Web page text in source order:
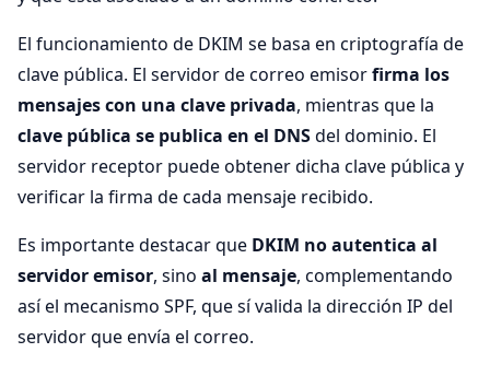
El funcionamiento de DKIM se basa en criptografía de
clave pública. El servidor de correo emisorfirma los
mensajes con una clave privada, mientras que la
clave pública se publica en el DNSdel dominio. El
servidor receptor puede obtener dicha clave pública y
verificar la firma de cada mensaje recibido.
Es importante destacar que DKIM no autentica al
servidor emisor, sino al mensaje, complementando
así el mecanismo SPF, que sí valida la dirección IP del
servidor que envía el correo.